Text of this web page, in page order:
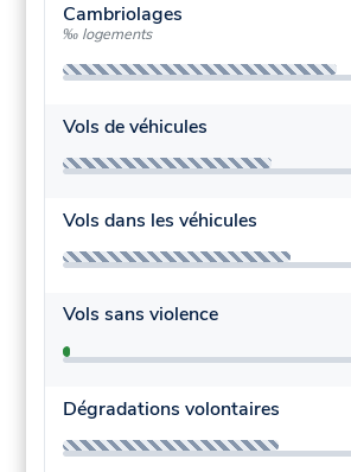
Cambriolages
‰ logements
Vols de véhicules
Vols dans les véhicules
Vols sans violence
Dégradations volontaires